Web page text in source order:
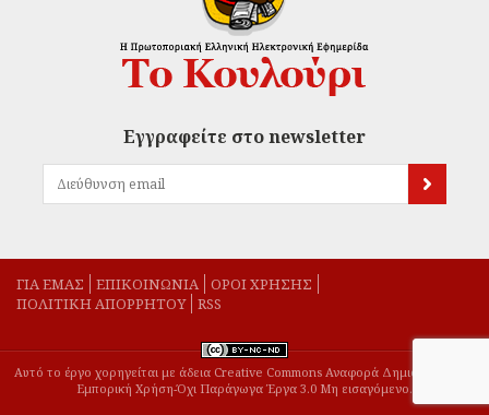
Εγγραφείτε στο newsletter
ΓΙΑ ΕΜΑΣ EΠΙΚΟΙΝΩΝΙΑ
ΟΡΟΙ ΧΡΗΣΗΣ
ΠΟΛΙΤΙΚΗ ΑΠΟΡΡΗΤΟΥ
RSS
Αυτό το έργο χορηγείται με άδεια Creative Commons Αναφορά Δημιουργού-Μη
Εμπορική Χρήση-Όχι Παράγωγα Έργα 3.0 Μη εισαγόμενο.